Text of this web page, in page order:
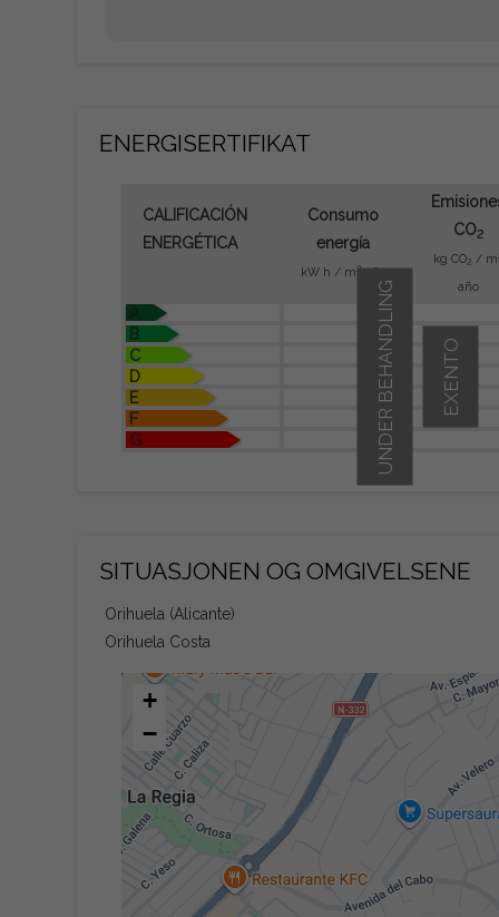
ENERGISERTIFIKAT
CALIFICACIÓN
ENERGÉTICA
Consumo
energía
kW h / m2año
CO2
kg CO2 / m
año
A
B
C
D
E
F
G
EXENTO
UNDER BEHANDLING
SITUASJONEN OG OMGIVELSENE
Orihuela (Alicante)
Orihuela Costa
+
−